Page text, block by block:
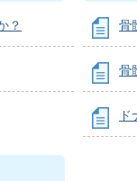
？ 骨
骨